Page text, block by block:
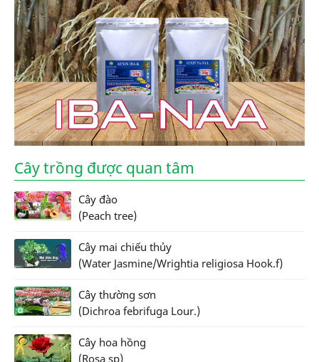
Cây trồng được quan tâm
Cây đào
(Peach tree)
Cây mai chiếu thủy
(Water Jasmine/Wrightia religiosa Hook.f)
Cây thường sơn
(Dichroa febrifuga Lour.)
Cây hoa hồng
(Rosa sp)